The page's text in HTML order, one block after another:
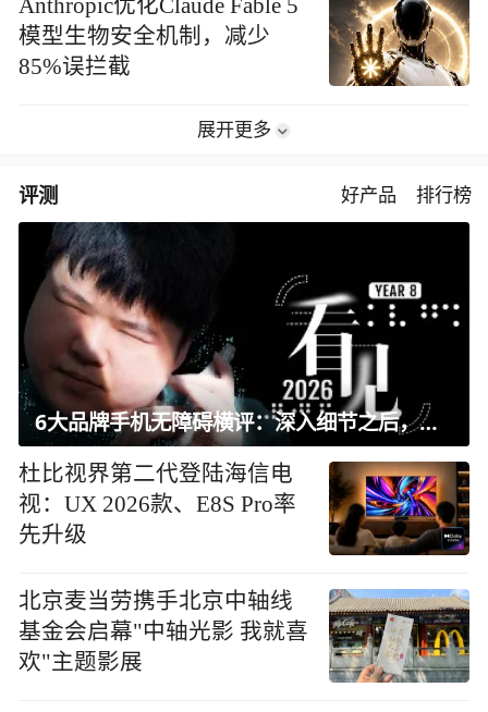
Anthropic优化Claude Fable 5
模型生物安全机制，减少
85%误拦截
展开更多
评测 好产品 排行榜
6大品牌手机无障碍横评：深入细节之后，似乎只有苹果能挺住？｜ 看见2026
杜比视界第二代登陆海信电
视：UX 2026款、E8S Pro率
先升级
北京麦当劳携手北京中轴线
基金会启幕"中轴光影 我就喜
欢"主题影展